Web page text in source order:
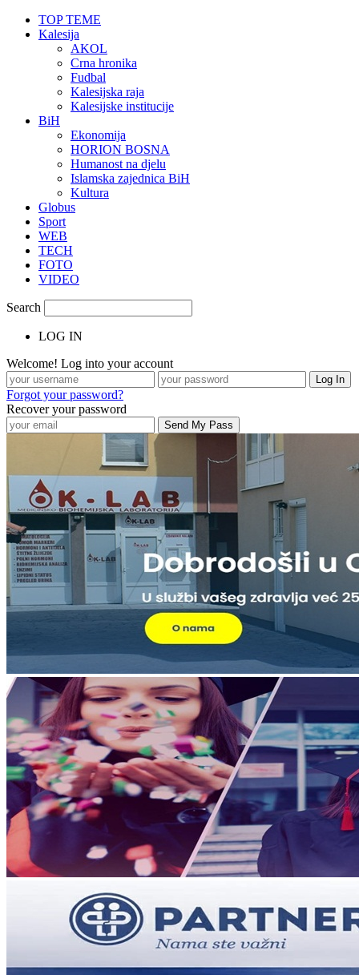
TOP TEME
Kalesija
AKOL
Crna hronika
Fudbal
Kalesijska raja
Kalesijske institucije
BiH
Ekonomija
HORION BOSNA
Humanost na djelu
Islamska zajednica BiH
Kultura
Globus
Sport
WEB
TECH
FOTO
VIDEO
Search
LOG IN
Welcome! Log into your account
Forgot your password?
Recover your password